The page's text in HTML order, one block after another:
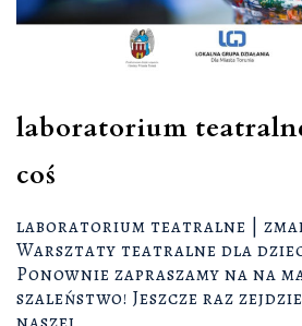
laboratorium
coś
laboratorium teatralne |
Warsztaty teatralne dla
Ponownie zapraszamy na na
szaleństwo! Jeszcze raz